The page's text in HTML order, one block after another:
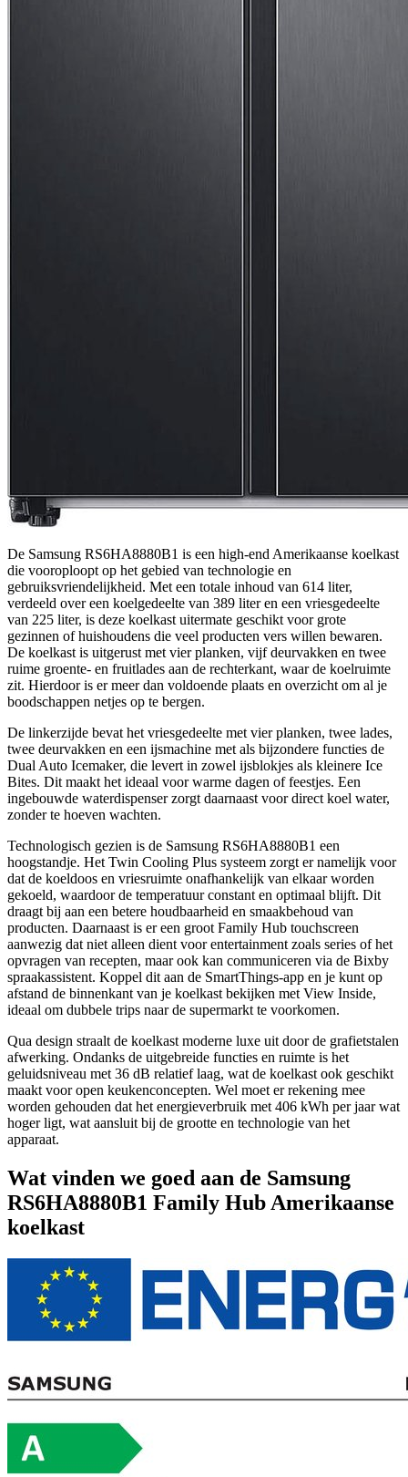
De Samsung RS6HA8880B1 is een high-end Amerikaanse koelkast
die vooroploopt op het gebied van technologie en
gebruiksvriendelijkheid. Met een totale inhoud van 614 liter,
verdeeld over een koelgedeelte van 389 liter en een vriesgedeelte
van 225 liter, is deze koelkast uitermate geschikt voor grote
gezinnen of huishoudens die veel producten vers willen bewaren.
De koelkast is uitgerust met vier planken, vijf deurvakken en twee
ruime groente- en fruitlades aan de rechterkant, waar de koelruimte
zit. Hierdoor is er meer dan voldoende plaats en overzicht om al je
boodschappen netjes op te bergen.
De linkerzijde bevat het vriesgedeelte met vier planken, twee lades,
twee deurvakken en een ijsmachine met als bijzondere functies de
Dual Auto Icemaker, die levert in zowel ijsblokjes als kleinere Ice
Bites. Dit maakt het ideaal voor warme dagen of feestjes. Een
ingebouwde waterdispenser zorgt daarnaast voor direct koel water,
zonder te hoeven wachten.
Technologisch gezien is de Samsung RS6HA8880B1 een
hoogstandje. Het Twin Cooling Plus systeem zorgt er namelijk voor
dat de koeldoos en vriesruimte onafhankelijk van elkaar worden
gekoeld, waardoor de temperatuur constant en optimaal blijft. Dit
draagt bij aan een betere houdbaarheid en smaakbehoud van
producten. Daarnaast is er een groot Family Hub touchscreen
aanwezig dat niet alleen dient voor entertainment zoals series of het
opvragen van recepten, maar ook kan communiceren via de Bixby
spraakassistent. Koppel dit aan de SmartThings-app en je kunt op
afstand de binnenkant van je koelkast bekijken met View Inside,
ideaal om dubbele trips naar de supermarkt te voorkomen.
Qua design straalt de koelkast moderne luxe uit door de grafietstalen
afwerking. Ondanks de uitgebreide functies en ruimte is het
geluidsniveau met 36 dB relatief laag, wat de koelkast ook geschikt
maakt voor open keukenconcepten. Wel moet er rekening mee
worden gehouden dat het energieverbruik met 406 kWh per jaar wat
hoger ligt, wat aansluit bij de grootte en technologie van het
apparaat.
Wat vinden we goed aan de Samsung
RS6HA8880B1 Family Hub Amerikaanse
koelkast